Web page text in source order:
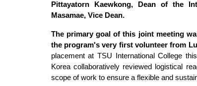
Pittayatorn Kaewkong, Dean of the
Masamae, Vice Dean.
The primary goal of this joint meeting
the program's very first volunteer from
placement at TSU International College
Korea collaboratively reviewed logistical
scope of work to ensure a flexible and